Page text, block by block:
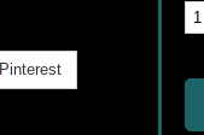
Pinterest